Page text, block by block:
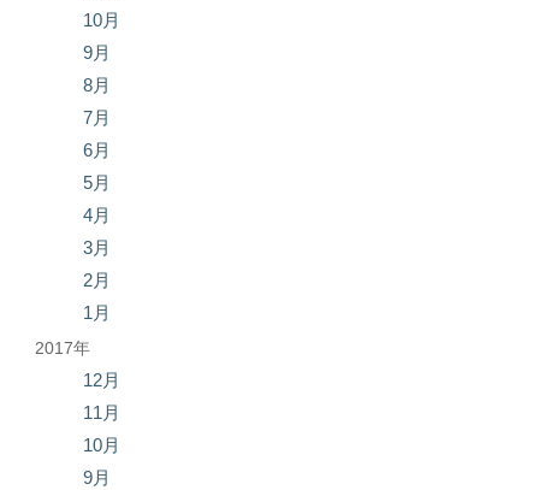
10月
9月
8月
7月
6月
5月
4月
3月
2月
1月
2017年
12月
11月
10月
9月